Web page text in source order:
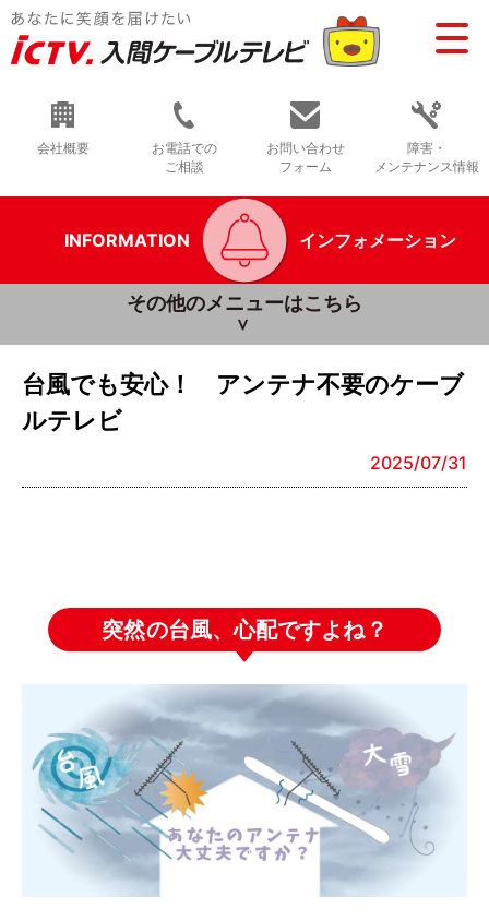
会社概要
お電話での
ご相談
お問い合わせ
フォーム
障害・
メンテナンス情報
INFORMATION インフォメーション
その他のメニューはこちら
台風でも安心！ アンテナ不要のケーブ
ルテレビ
2025/07/31
突然の台風、心配ですよね？